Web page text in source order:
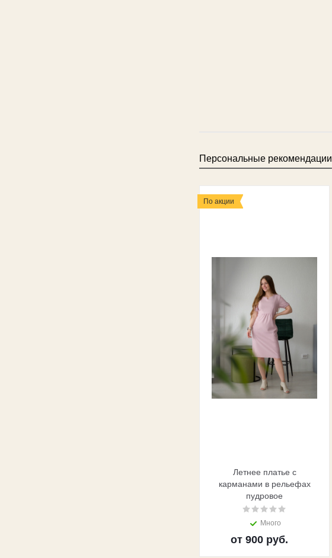
Персональные рекомендации
По акции
Летнее платье с
карманами в рельефах
пудровое
Много
от 900 руб.